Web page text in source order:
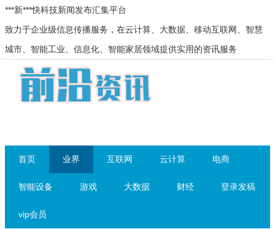
***新***快科技新闻发布汇集平台
致力于企业级信息传播服务，在云计算、大数据、移动互联网、智慧
城市、智能工业、信息化、智能家居领域提供实用的资讯服务
首页 业界 互联网 云计算 电商
智能设备 游戏 大数据 财经 登录发稿
vip会员